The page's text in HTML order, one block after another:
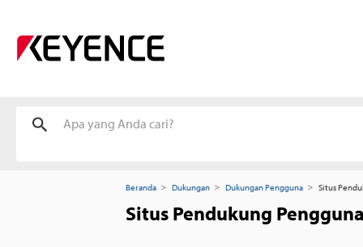
Beranda Dukungan Dukungan Pengguna Situs
Situs Pendukung